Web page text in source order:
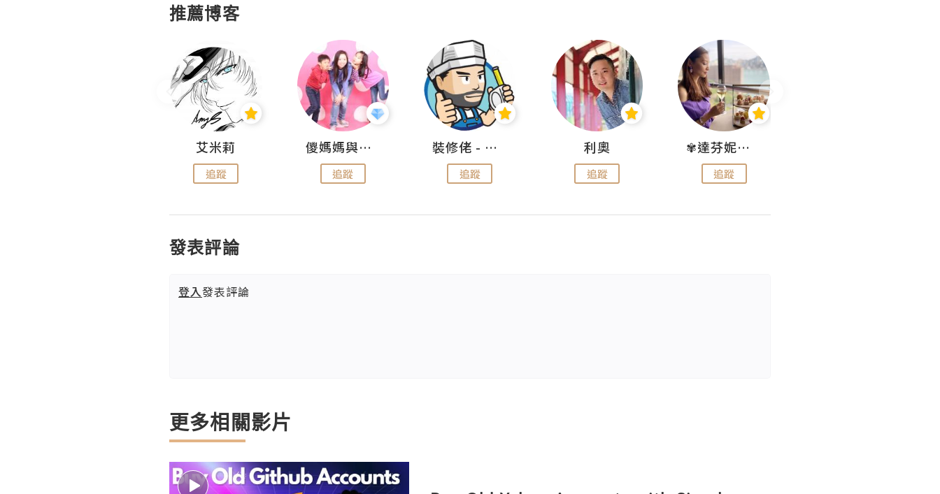
推薦博客
艾米莉
追蹤
儍媽媽與兩隻小魔怪之家
追蹤
裝修佬 - 香港一站式網上裝修平台
追蹤
利奧
追蹤
✾達芬妮•愛孩子•愛生活✾
追蹤
發表評論
登入發表評論
更多相關影片